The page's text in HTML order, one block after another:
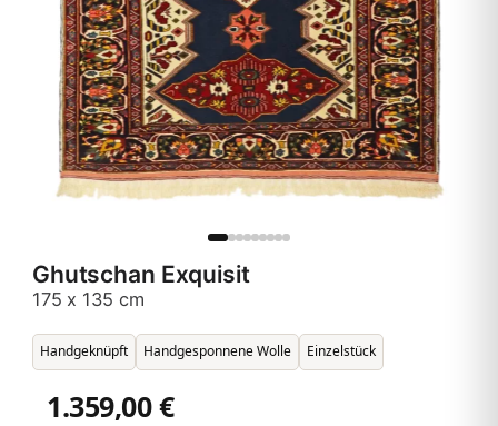
Ghutschan Exquisit
175 x 135 cm
Handgeknüpft Handgesponnene Wolle Einzelstück
1.359,00 €